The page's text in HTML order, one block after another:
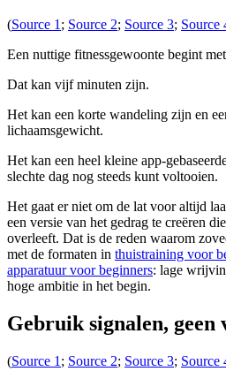
(Source 1; Source 2; Source 3; Source
Een nuttige fitnessgewoonte begint
Dat kan vijf minuten zijn.
Het kan een korte wandeling zijn en
lichaamsgewicht.
Het kan een heel kleine app-
slechte dag nog steeds kunt voltooien.
Het gaat er niet om de lat voor altijd
een ​​versie van het gedrag te creëren
overleeft. Dat is de reden waarom
met de formaten in thuistraining voor
apparatuur voor beginners: lage
hoge ambitie in het begin.
Gebruik signalen, geen
(Source 1 ; Source 2; Source 3; Source